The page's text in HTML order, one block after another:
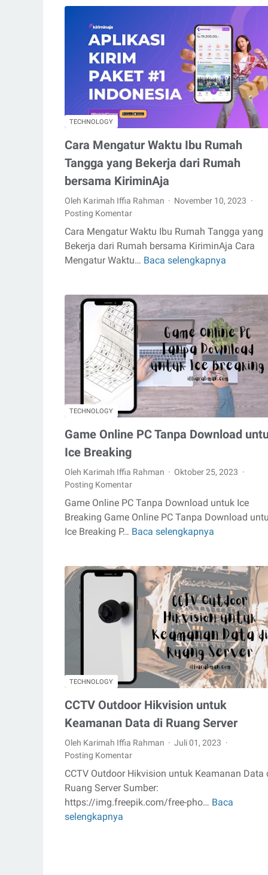
Murah
dan
Cara
Bermain
Ranked
di
Mobile
Legends
TECHNOLOGY
Cara Mengatur Waktu Ibu Rumah
Tangga yang Bekerja dari Rumah
bersama KiriminAja
Oleh Karimah Iffia Rahman
November 10, 2023
Posting Komentar
Cara Mengatur Waktu Ibu Rumah Tangga yang
Bekerja dari Rumah bersama KiriminAja Cara
Mengatur Waktu… Baca selengkapnya
Ibu
Rumah
Tangga
yang
Bekerja
dari
Rumah
bersama
TECHNOLOGY
Game Online PC Tanpa Download
Ice Breaking
Oleh Karimah Iffia Rahman
Oktober 25, 2023
Posting Komentar
Game Online PC Tanpa Download untuk Ice
Breaking Game Online PC Tanpa Download
Ice Breaking P… Baca selengkapnya
Tanpa
Download
untuk
Ice
Breaking
TECHNOLOGY
CCTV Outdoor Hikvision untuk
Keamanan Data di Ruang Server
Oleh Karimah Iffia Rahman
Juli 01, 2023
Posting Komentar
CCTV Outdoor Hikvision untuk Keamanan Data
Ruang Server Sumber:
https://img.freepik.com/free-pho… Baca
selengkapnya
CCTV